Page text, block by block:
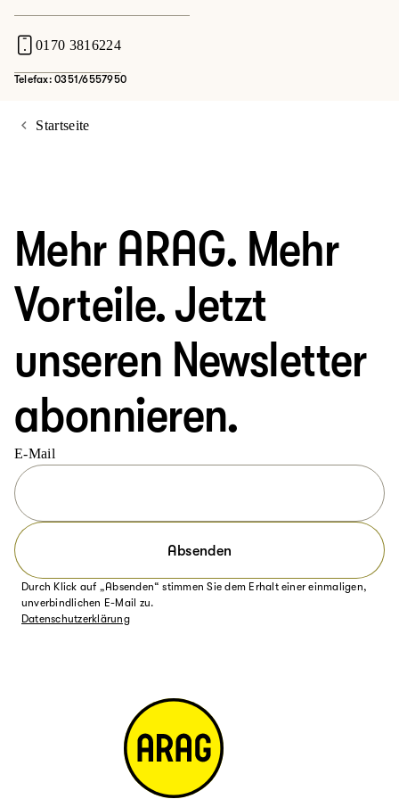
0170 3816224
Telefax: 0351/6557950
Startseite
Mehr ARAG. Mehr
Vorteile. Jetzt
unseren Newsletter
abonnieren.
E-Mail
Absenden
Durch Klick auf „Absenden“ stimmen Sie dem Erhalt einer einmaligen,
unverbindlichen E-Mail zu.
Datenschutzerklärung